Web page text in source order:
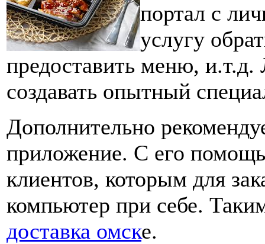
портал с
услугу
предоставить меню, и.т.д.
создавать опытный
Дополнительно
приложение. С его
клиентов, которым для
компьютер при себе.
доставка омске.